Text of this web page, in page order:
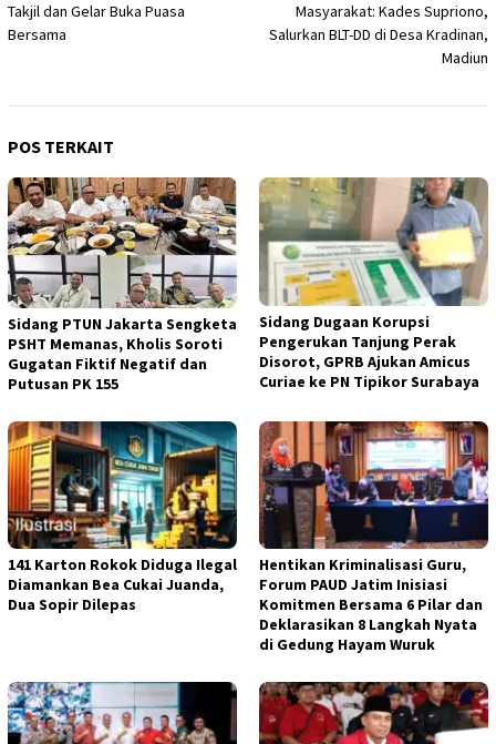
Takjil dan Gelar Buka Puasa
Bersama
Masyarakat: Kades Supriono,
Salurkan BLT-DD di Desa Kradinan,
Madiun
POS TERKAIT
Sidang PTUN Jakarta Sengketa
PSHT Memanas, Kholis Soroti
Gugatan Fiktif Negatif dan
Putusan PK 155
Sidang Dugaan Korupsi
Pengerukan Tanjung Perak
Disorot, GPRB Ajukan Amicus
Curiae ke PN Tipikor Surabaya
141 Karton Rokok Diduga Ilegal
Diamankan Bea Cukai Juanda,
Dua Sopir Dilepas
Hentikan Kriminalisasi Guru,
Forum PAUD Jatim Inisiasi
Komitmen Bersama 6 Pilar dan
Deklarasikan 8 Langkah Nyata
di Gedung Hayam Wuruk